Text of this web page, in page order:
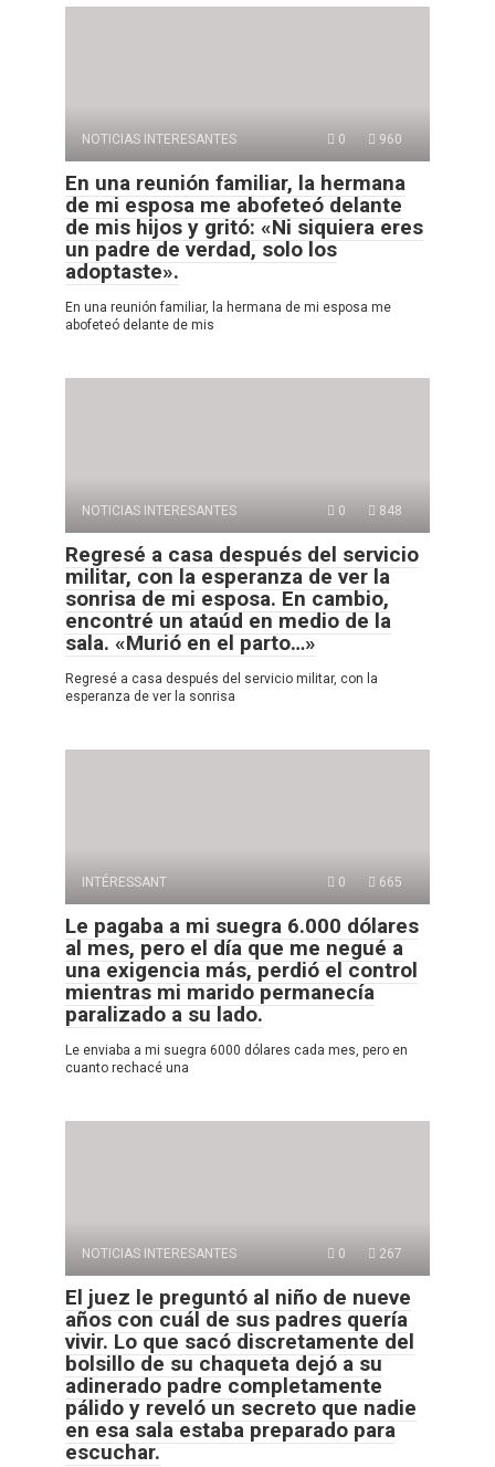
NOTICIAS INTERESANTES 0 960
En una reunión familiar, la hermana
de mi esposa me abofeteó delante
de mis hijos y gritó: «Ni siquiera eres
un padre de verdad, solo los
adoptaste».
En una reunión familiar, la hermana de mi esposa me
abofeteó delante de mis
NOTICIAS INTERESANTES 0 848
Regresé a casa después del servicio
militar, con la esperanza de ver la
sonrisa de mi esposa. En cambio,
encontré un ataúd en medio de la
sala. «Murió en el parto…»
Regresé a casa después del servicio militar, con la
esperanza de ver la sonrisa
INTÉRESSANT 0 665
Le pagaba a mi suegra 6.000 dólares
al mes, pero el día que me negué a
una exigencia más, perdió el control
mientras mi marido permanecía
paralizado a su lado.
Le enviaba a mi suegra 6000 dólares cada mes, pero en
cuanto rechacé una
NOTICIAS INTERESANTES 0 267
El juez le preguntó al niño de nueve
años con cuál de sus padres quería
vivir. Lo que sacó discretamente del
bolsillo de su chaqueta dejó a su
adinerado padre completamente
pálido y reveló un secreto que nadie
en esa sala estaba preparado para
escuchar.